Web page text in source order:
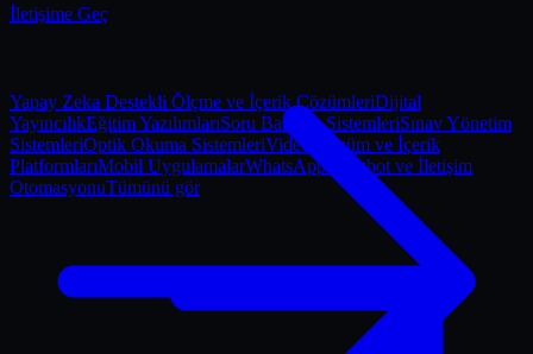
Yapay Zeka Destekli Ölçme ve İçerik ÇözümleriDijital
YayıncılıkEğitim YazılımlarıSoru Bankası SistemleriSınav Yönetim
SistemleriOptik Okuma SistemleriVideo Çözüm ve İçerik
PlatformlarıMobil UygulamalarWhatsApp Chatbot ve İletişim
OtomasyonuTümünü gör
İletişime Geç